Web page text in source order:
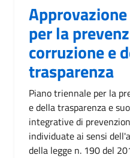
per la
corruzione e
trasparenza
Piano triennale per la
e della trasparenza e
integrative di
individuate ai sensi
della legge n. 190 del